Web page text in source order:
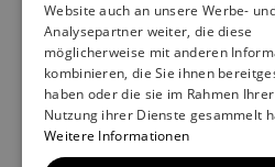
Blog
Sign up for our
exclusive updates
Website auch an unsere Werbe-
Analysepartner weiter, die diese
möglicherweise mit anderen
kombinieren, die Sie ihnen
haben oder die sie im Rahmen Ihrer
Nutzung ihrer Dienste gesammelt
Weitere Informationen